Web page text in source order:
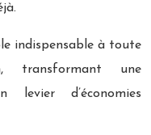
indispensable à toute
transformant une
d’économies